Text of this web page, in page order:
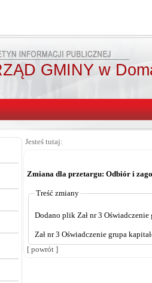
GMINY w
Jesteś tutaj:
Zmiana dla przetargu: Odbiór i
Treść zmiany
Dodano plik Zał nr 3 Oświadczenie
Zał nr 3 Oświadczenie grupa
[ powrót ]